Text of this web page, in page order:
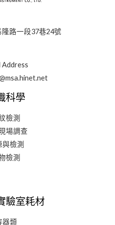
路一段37巷24號
Address
科學
檢測
場調查
與檢測
檢測
驗室耗材
器類